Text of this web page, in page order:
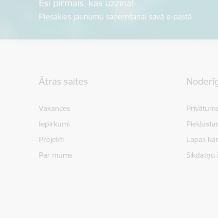
Esi pirmais, kas uzzina!
Piesakies jaunumu saņemšanai savā e-pastā.
Ātrās saites
Vakances
Iepirkumi
Projekti
Par mums
Lapas
Sīkdatņu